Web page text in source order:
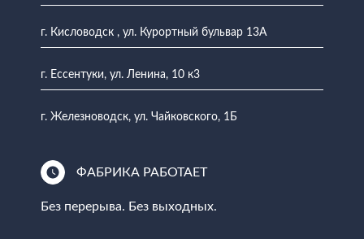
г. Кисловодск , ул. Курортный бульвар 13А
г. Ессентуки, ул. Ленина, 10 к3
г. Железноводск, ул. Чайковского, 1Б
ФАБРИКА РАБОТАЕТ
Без перерыва. Без выходных.